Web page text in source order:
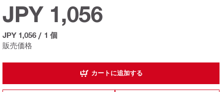
販売価格
JPY 1,056
JPY 1,056 / 1 個
カートに追加する